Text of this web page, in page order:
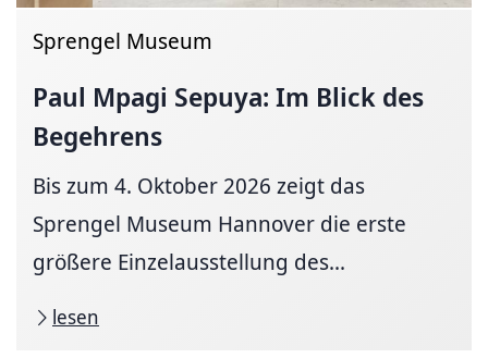
Sprengel Museum
Paul Mpagi Sepuya: Im Blick des
Begehrens
Bis zum 4. Oktober 2026 zeigt das
Sprengel Museum Hannover die erste
größere Einzelausstellung des...
lesen